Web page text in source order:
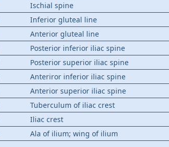
Ischial spine
Inferior gluteal line
Anterior gluteal line
Posterior inferior iliac spine
Posterior superior iliac spine
Anteriror inferior iliac spine
Anterior superior iliac spine
Tuberculum of iliac crest
Iliac crest
Ala of ilium; wing of ilium